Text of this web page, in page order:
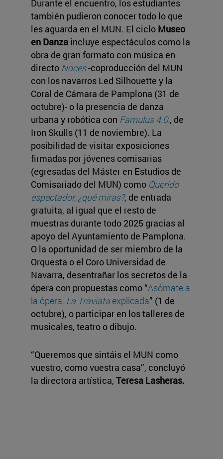
Durante el encuentro, los estudiantes
también pudieron conocer todo lo que
les aguarda en el MUN. El ciclo Museo
en Danza incluye espectáculos como la
obra de gran formato con música en
directo Noces-coproducción del MUN
con los navarros Led Silhouette y la
Coral de Cámara de Pamplona (31 de
octubre)- o la presencia de danza
urbana y robótica con Famulus 4.0., de
Iron Skulls (11 de noviembre). La
posibilidad de visitar exposiciones
firmadas por jóvenes comisarias
(egresadas del Máster en Estudios de
Comisariado del MUN) como Querido
espectador, ¿qué miras?, de entrada
gratuita, al igual que el resto de
muestras durante todo 2025 gracias al
apoyo del Ayuntamiento de Pamplona.
O la oportunidad de ser miembro de la
Orquesta o el Coro Universidad de
Navarra, desentrañar los secretos de la
ópera con propuestas como “Asómate a
la ópera. La Traviata explicada” (1 de
octubre), o participar en los talleres de
musicales, teatro o dibujo.
“Queremos que sintáis el MUN como
vuestro, como vuestra casa”, concluyó
la directora artística, Teresa Lasheras.